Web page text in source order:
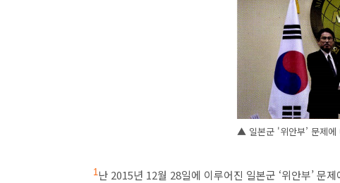
▲ 일본군 '위안부’ 문제에
1난 2015년 12월 28일에 이루어진 일본군 ‘위안부’ 문